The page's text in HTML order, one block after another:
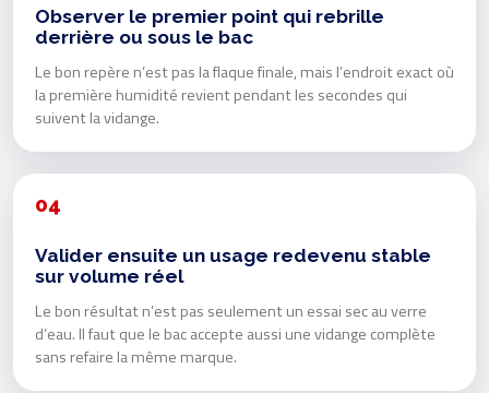
Observer le premier point qui rebrille
derrière ou sous le bac
Le bon repère n’est pas la flaque finale, mais l’endroit exact où
la première humidité revient pendant les secondes qui
suivent la vidange.
04
Valider ensuite un usage redevenu stable
sur volume réel
Le bon résultat n’est pas seulement un essai sec au verre
d’eau. Il faut que le bac accepte aussi une vidange complète
sans refaire la même marque.